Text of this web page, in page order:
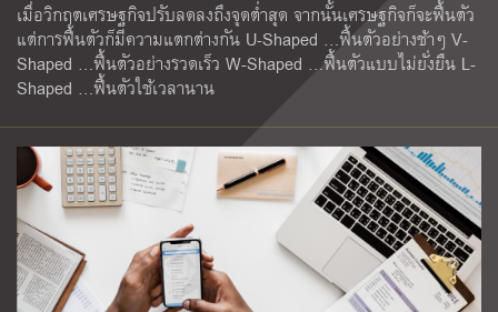
เมื่อวิกฤตเศรษฐกิจปรับลดลงถึงจุดต่ำสุด จากนั้นเศรษฐกิจก็จะฟื้นตัว
แต่การฟื้นตัวก็มีความแตกต่างกัน U-Shaped …ฟื้นตัวอย่างช้าๆ V-
Shaped …ฟื้นตัวอย่างรวดเร็ว W-Shaped …ฟื้นตัวแบบไม่ยั่งยืน L-
Shaped …ฟื้นตัวใช้เวลานาน